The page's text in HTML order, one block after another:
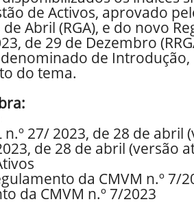
de Activos, aprovado
Abril (RGA), e do novo
de 29 de Dezembro
de Introdução,
do tema.
n.º 27/ 2023, de 28 de abril
de 28 de abril (versão
da CMVM n.º 7/
da CMVM n.º 7/2023